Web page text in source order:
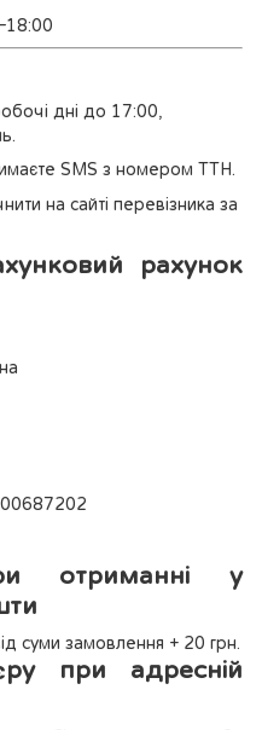
дні до 17:00,
SMS з номером ТТН.
на сайті перевізника за
рахунок
отриманні у
суми замовлення + 20 грн.
при адресній